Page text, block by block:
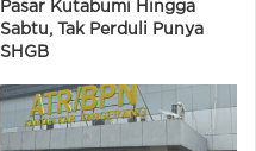
Pasar Kutabumi Hingga
Sabtu, Tak Perduli Punya
SHGB